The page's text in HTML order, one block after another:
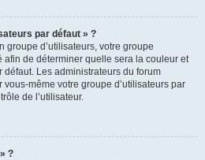
par défaut » ?
groupe d’utilisateurs, votre groupe
afin de déterminer quelle sera la couleur et
défaut. Les administrateurs du forum
même votre groupe d’utilisateurs par
de l’utilisateur.
?